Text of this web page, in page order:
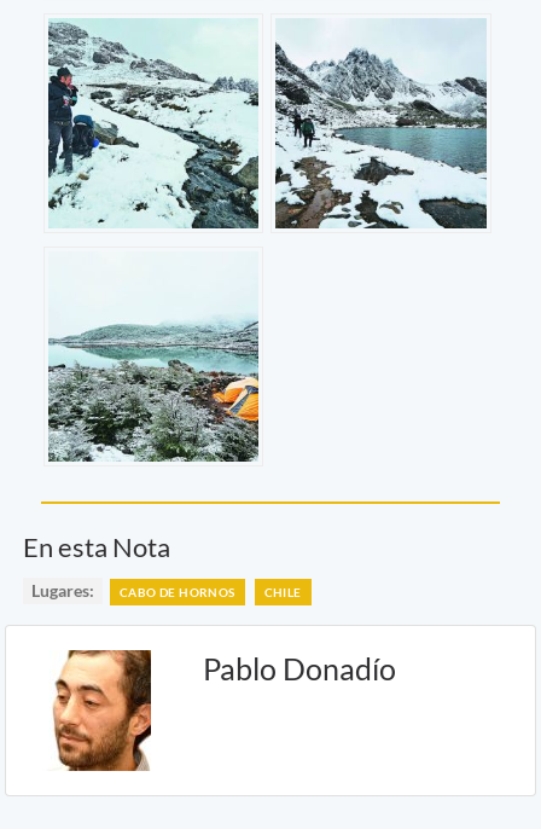
En esta Nota
Lugares: CABO DE HORNOS CHILE
Pablo Donadío